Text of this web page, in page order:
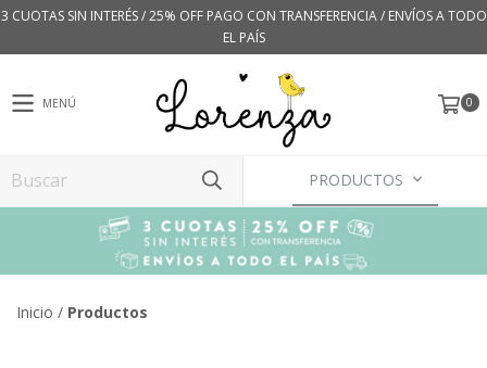
3 CUOTAS SIN INTERÉS / 25% OFF PAGO CON TRANSFERENCIA / ENVÍOS A TODO
EL PAÍS
MENÚ 0
PRODUCTOS
Inicio / Productos